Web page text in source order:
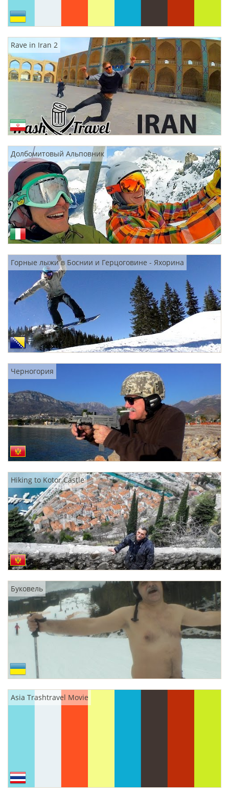
Rave in Iran 2
Долбомитовый Альповник
Горные лыжи в Боснии и Герцоговине - Яхорина
Черногория
Hiking to Kotor Castle
Буковель
Asia Trashtravel Movie